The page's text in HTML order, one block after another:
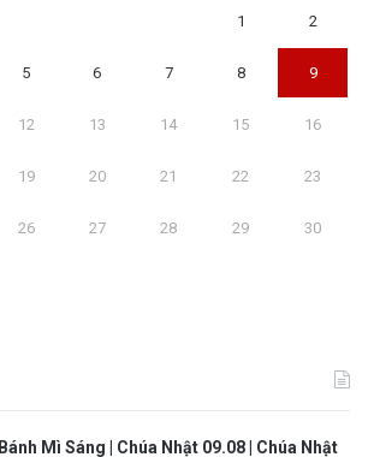
1 2
5 6 7 8 9
12 13 14 15 16
19 20 21 22 23
26 27 28 29 30
Bánh Mì Sáng | Chúa Nhật 09.08 | Chúa Nhật